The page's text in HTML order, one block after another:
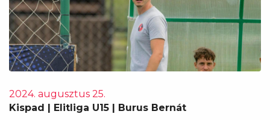
2024. augusztus 25.
Kispad | Elitliga U15 | Burus Bernát